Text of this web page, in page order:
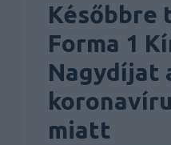
Későbbre
Forma 1
Nagydíjat
miatt